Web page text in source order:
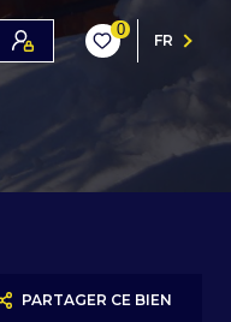
0
FR
PARTAGER CE BIEN